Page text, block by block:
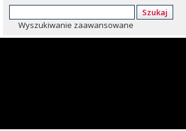
Szukaj
Wyszukiwanie zaawansowane